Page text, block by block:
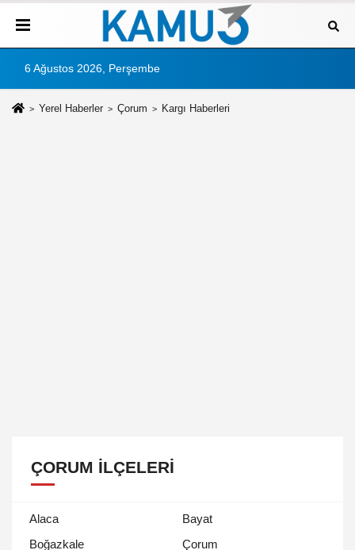
6 Ağustos 2026, Perşembe
Yerel Haberler Çorum Kargı Haberleri
ÇORUM İLÇELERI
Alaca
Bayat
Boğazkale
Çorum